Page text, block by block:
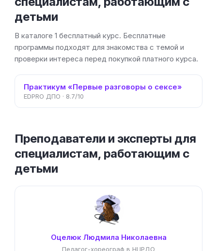
детьми
В каталоге 1 бесплатный курс. Бесплатные
программы подходят для знакомства с темой и
проверки интереса перед покупкой платного курса.
Практикум «Первые разговоры о сексе»
EDPRO ДПО · 8.7/10
Преподаватели и эксперты для
специалистам, работающим с
детьми
Оцелюк Людмила Николаевна
Педагог-хореограф в НЦРДО